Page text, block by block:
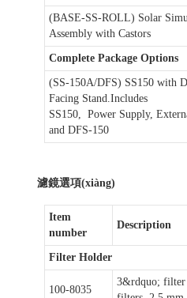
(BASE-SS-ROLL) Solar
Assembly with Castors
Complete Package Options
(SS-150A/DFS) SS150 with
Facing Stand.Includes
SS150, Power Supply,
and DFS-150
濾鏡選項(xiàng)
Item
number
Description
Filter Holder
100-8035
3&rdquo; filter